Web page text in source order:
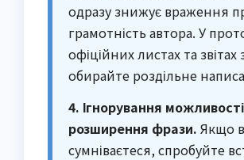
одразу знижує враження
грамотність автора. У
офіційних листах та
обирайте роздільне
4. Ігнорування можливості
розширення фрази. Якщо
сумніваєтеся, спробуйте